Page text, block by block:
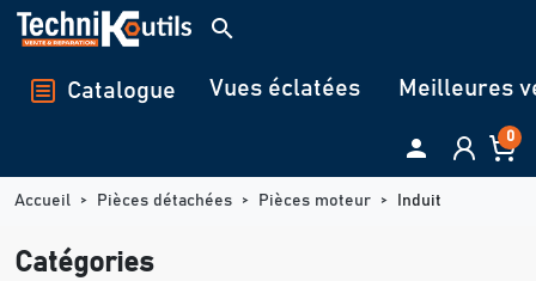
Panneau de gestion des cookies
search
Catalogue Vues éclatées Meilleures
 0
Accueil Pièces détachées Pièces moteur Induit
Catégories